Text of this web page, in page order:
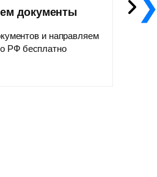
документы
и направляем
РФ бесплатно